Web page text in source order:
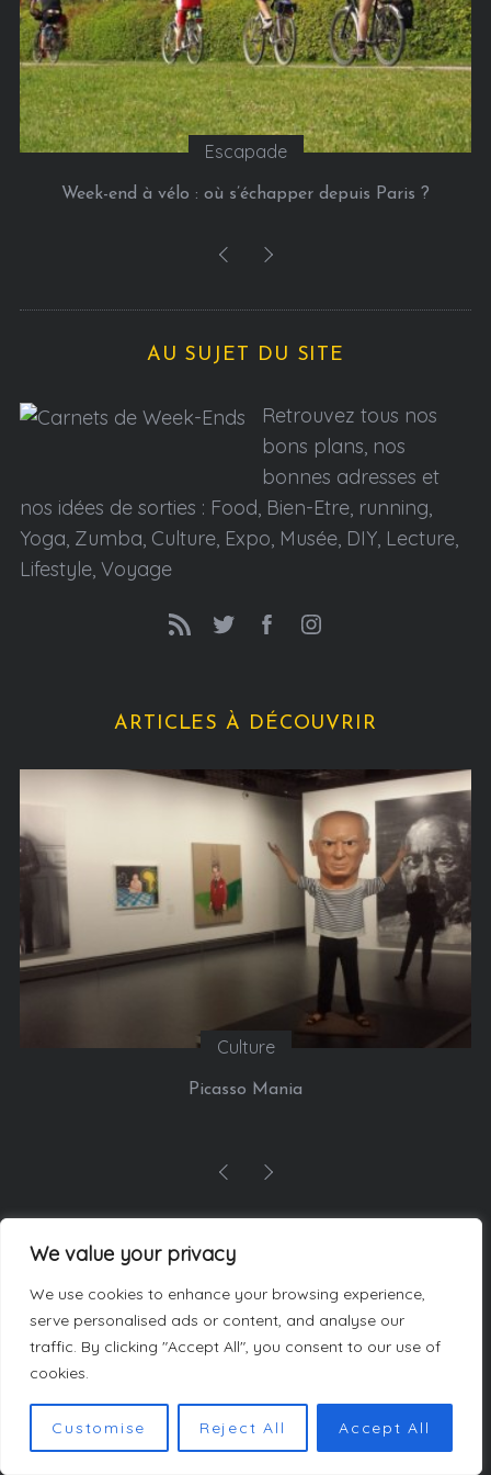
We value your privacy
We use cookies to enhance your browsing experience,
serve personalised ads or content, and analyse our
traffic. By clicking "Accept All", you consent to our use of
cookies.
Customise Reject All Accept All
Escapade
Week-end à vélo : où s’échapper depuis Paris ?
AU SUJET DU SITE
Retrouvez tous nos
bons plans, nos
bonnes adresses et
nos idées de sorties : Food, Bien-Etre, running,
Yoga, Zumba, Culture, Expo, Musée, DIY, Lecture,
Lifestyle, Voyage
ARTICLES À DÉCOUVRIR
Culture
Picasso Mania
LES AUTEURS